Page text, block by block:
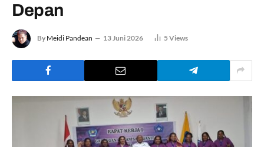
Depan
By Meidi Pandean 13 Juni 2026 5 Views